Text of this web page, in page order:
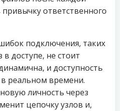
ответственного
подключения, таких
в доступе, не стоит
и доступность
реальном времени.
личность через
цепочку узлов и,